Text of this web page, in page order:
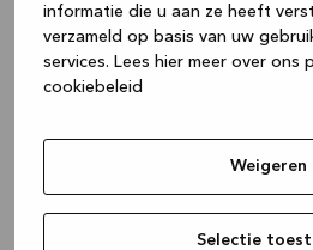
informatie die u aan ze heeft
verzameld op basis van uw
services. Lees hier meer over ons
cookiebeleid
Weigeren
Selectie
(see the